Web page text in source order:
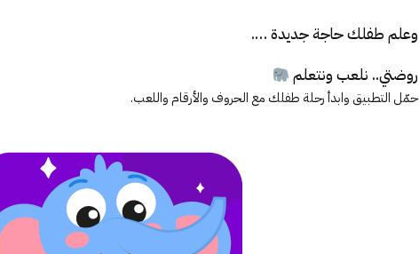
وعلم طفلك حاجة جديدة ….
روضتي.. نلعب ونتعلم
حمّل التطبيق وابدأ رحلة طفلك مع الحروف والأرقام واللعب.